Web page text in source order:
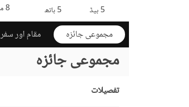
5 بیڈ 5 باتھ 8 مرلہ
مجموعی جائزہ مقام اور سفر
مجموعی جائزہ
تفصیلات